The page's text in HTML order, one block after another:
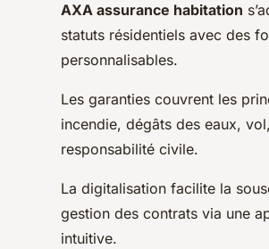
AXA assurance habitation
statuts résidentiels avec des
personnalisables.
Les garanties couvrent les
incendie, dégâts des eaux,
responsabilité civile.
La digitalisation facilite la
gestion des contrats via une
intuitive.